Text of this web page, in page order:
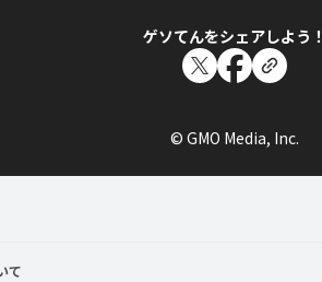
ゲソてんをシェアしよう！
© GMO Media, Inc.
て